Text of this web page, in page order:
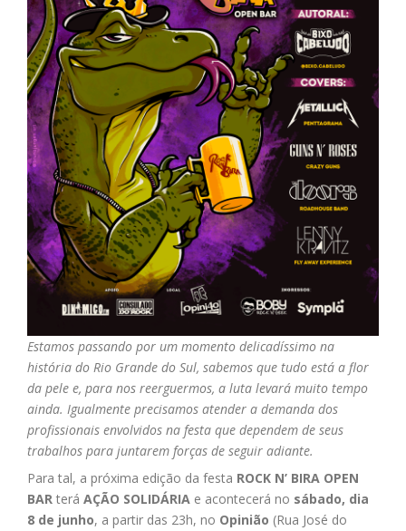
Estamos passando por um momento delicadíssimo na
história do Rio Grande do Sul, sabemos que tudo está a flor
da pele e, para nos reerguermos, a luta levará muito tempo
ainda. Igualmente precisamos atender a demanda dos
profissionais envolvidos na festa que dependem de seus
trabalhos para juntarem forças de seguir adiante.
Para tal, a próxima edição da festa ROCK N’ BIRA OPEN
BAR teráAÇÃO SOLIDÁRIA e acontecerá no sábado, dia
8 de junho, a partir das 23h, no Opinião (Rua José do